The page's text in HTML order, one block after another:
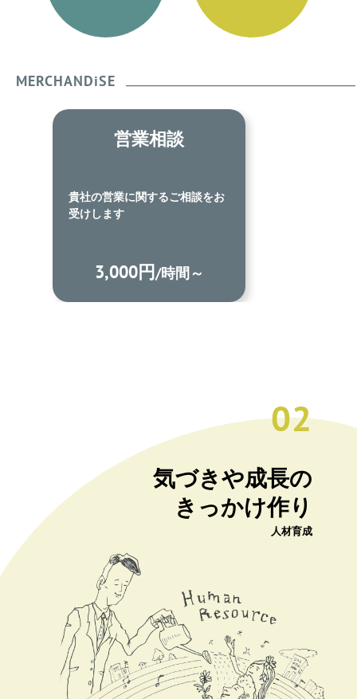
MERCHANDiSE
営業代行
貴社の営業を代行します
50,000円
02
気づきや成長の
きっかけ作り
人材育成